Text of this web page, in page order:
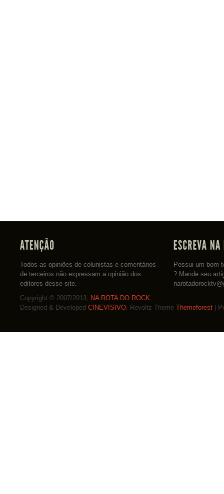
Todos as opiniões de colunistas e comentários
de terceiros não expressam a opinião dos
editores desse site.
Possui um bom
? Mande seu
Copyright © 2007/2013, NA ROTA DO ROCK
Designed & Developed CINEVISIVO. Revoltz Theme Themeforest |